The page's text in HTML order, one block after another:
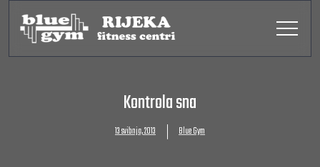
Kontrola sna
13 svibnja, 2013 Blue Gym